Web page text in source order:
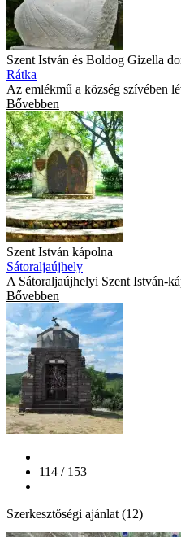
Szent István és Boldog Gizella
Rátka
Az emlékmű a község szívében
Bővebben
Szent István kápolna
Sátoraljaújhely
A Sátoraljaújhelyi Szent István-
Bővebben
114 / 153
Szerkesztőségi ajánlat (12)